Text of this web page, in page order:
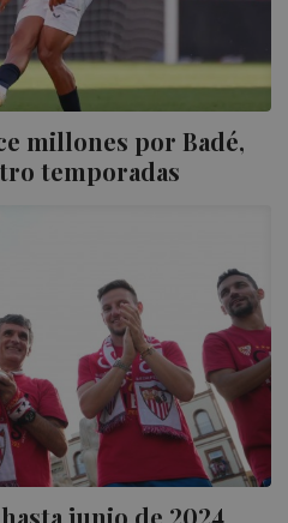
millones por Badé,
temporadas
junio de 2024